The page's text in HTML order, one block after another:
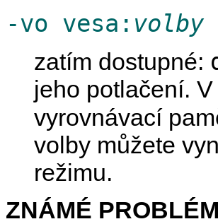
-vo vesa: volby
zatím dostupné:
jeho potlačení.
vyrovnávací
volby můžete
režimu.
ZNÁMÉ